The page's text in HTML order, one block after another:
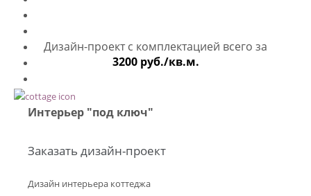
Интерьер "под ключ"
Дизайн-проект с комплектацией всего за
3200 руб./кв.м.
Заказать дизайн-проект
Дизайн интерьера коттеджа